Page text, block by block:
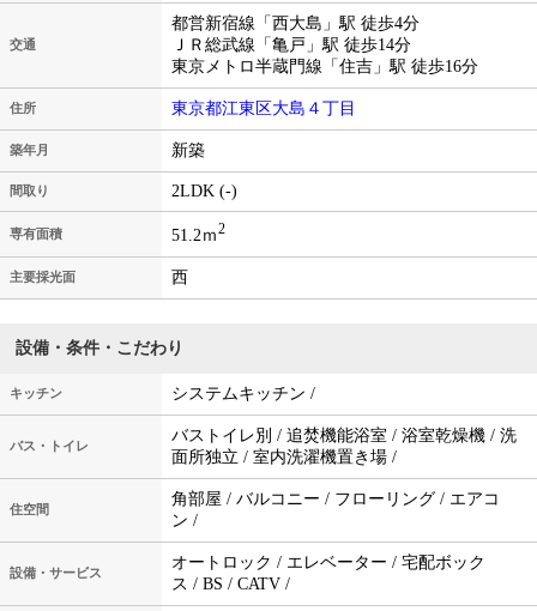
交通
都営新宿線「西大島」駅 徒歩4分
ＪＲ総武線「亀戸」駅 徒歩14分
東京メトロ半蔵門線「住吉」駅 徒歩16分
住所 東京都江東区大島４丁目
築年月 新築
間取り 2LDK (-)
専有面積 51.2ｍ2
主要採光面 西
設備・条件・こだわり
キッチン システムキッチン /
バス・トイレ
バストイレ別 / 追焚機能浴室 / 浴室乾燥機 / 洗
面所独立 / 室内洗濯機置き場 /
住空間
角部屋 / バルコニー / フローリング / エアコ
ン /
設備・サービス
オートロック / エレベーター / 宅配ボック
ス / BS / CATV /